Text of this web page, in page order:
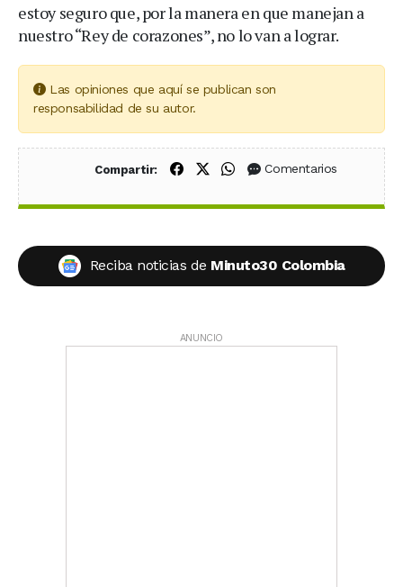
estoy seguro que, por la manera en que manejan a
nuestro “Rey de corazones”, no lo van a lograr.
Las opiniones que aquí se publican son
responsabilidad de su autor.
Compartir: Compartir en Facebook
Compartir en X (Twitter)
Compartir en WhatsApp
Comentarios
Reciba noticias de Minuto30 Colombia
ANUNCIO